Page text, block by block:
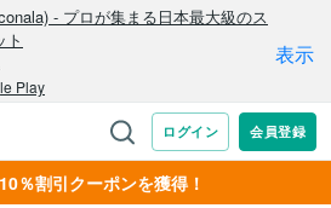
％割引クーポンを獲得！